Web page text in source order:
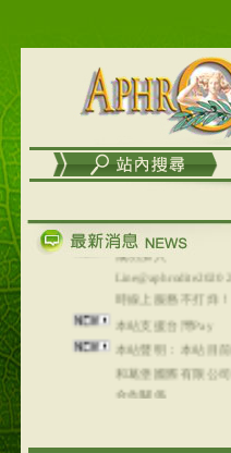
在外租屋者、居住
理員、不方便在工
取件者，歡迎多多使
【郵局i郵箱】的服
【i郵箱】設立的地
成功加入
Line@aphrodite2020
時線上服務不打烊！
本站支援台灣Pay
本站聲明：本站目前
和葛堡國際有限公
合作關係
本站支援支付宝